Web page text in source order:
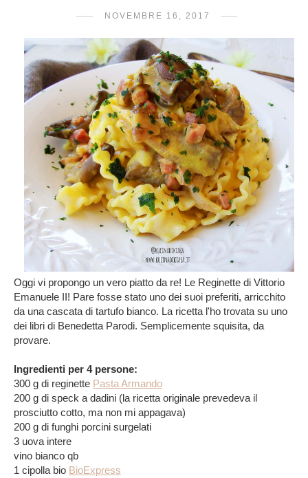
NOVEMBRE 16, 2017
Oggi vi propongo un vero piatto da re! Le Reginette di Vittorio
Emanuele II! Pare fosse stato uno dei suoi preferiti, arricchito
da una cascata di tartufo bianco. La ricetta l'ho trovata su uno
dei libri di Benedetta Parodi. Semplicemente squisita, da
provare.
Ingredienti per 4 persone:
300 g di reginette Pasta Armando
200 g di speck a dadini (la ricetta originale prevedeva il
prosciutto cotto, ma non mi appagava)
200 g di funghi porcini surgelati
3 uova intere
vino bianco qb
1 cipolla bio BioExpress